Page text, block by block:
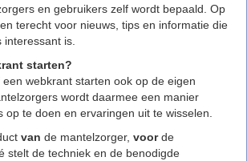
en gebruikers zelf wordt bepaald. Op
terecht voor nieuws, tips en informatie die
is.
starten?
webkrant starten ook op de eigen
wordt daarmee een manier
op te doen en ervaringen uit te wisselen.
van de mantelzorger, voorde
stelt de techniek en de benodigde